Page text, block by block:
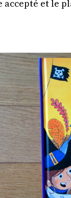
accepté et le